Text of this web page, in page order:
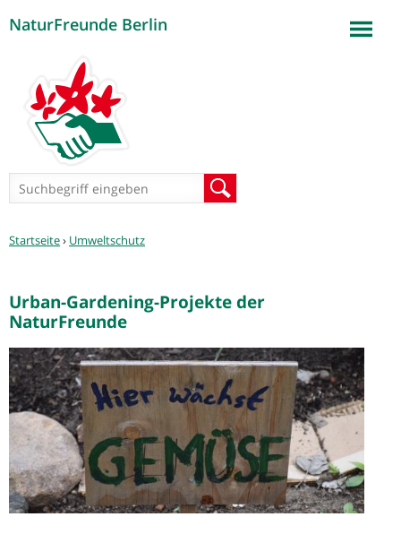
NaturFreunde Berlin
Suchformular
Sie
Startseite› Umweltschutz
Urban-Gardening-Projekte der
NaturFreunde